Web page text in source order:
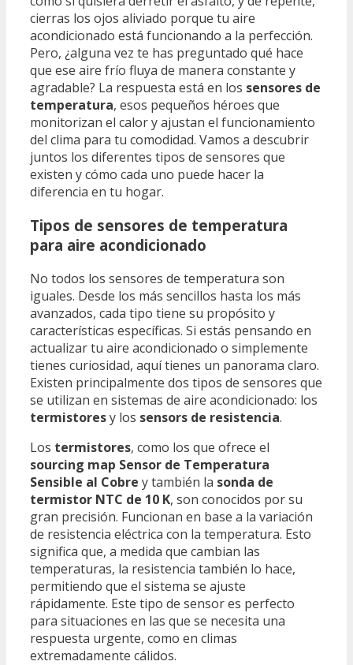
cierras los ojos aliviado porque tu aire
acondicionado está funcionando a la perfección.
Pero, ¿alguna vez te has preguntado qué hace
que ese aire frío fluya de manera constante y
agradable? La respuesta está en los sensores de
temperatura, esos pequeños héroes que
monitorizan el calor y ajustan el funcionamiento
del clima para tu comodidad. Vamos a descubrir
juntos los diferentes tipos de sensores que
existen y cómo cada uno puede hacer la
diferencia en tu hogar.
Tipos de sensores de temperatura
para aire acondicionado
No todos los sensores de temperatura son
iguales. Desde los más sencillos hasta los más
avanzados, cada tipo tiene su propósito y
características específicas. Si estás pensando en
actualizar tu aire acondicionado o simplemente
tienes curiosidad, aquí tienes un panorama claro.
Existen principalmente dos tipos de sensores que
se utilizan en sistemas de aire acondicionado: los
termistoresy los sensors de resistencia.
Los termistores, como los que ofrece el
sourcing map Sensor de Temperatura
Sensible al Cobre y también la sonda de
termistor NTC de 10 K, son conocidos por su
gran precisión. Funcionan en base a la variación
de resistencia eléctrica con la temperatura. Esto
significa que, a medida que cambian las
temperaturas, la resistencia también lo hace,
permitiendo que el sistema se ajuste
rápidamente. Este tipo de sensor es perfecto
para situaciones en las que se necesita una
respuesta urgente, como en climas
extremadamente cálidos.